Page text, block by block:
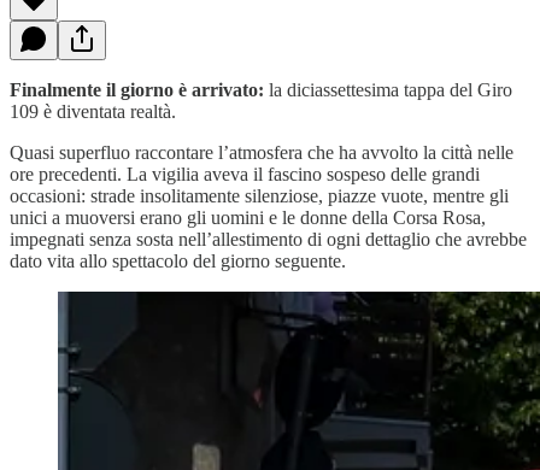
Finalmente il giorno è arrivato: la diciassettesima tappa del Giro
109 è diventata realtà.
Quasi superfluo raccontare l’atmosfera che ha avvolto la città nelle
ore precedenti. La vigilia aveva il fascino sospeso delle grandi
occasioni: strade insolitamente silenziose, piazze vuote, mentre gli
unici a muoversi erano gli uomini e le donne della Corsa Rosa,
impegnati senza sosta nell’allestimento di ogni dettaglio che avrebbe
dato vita allo spettacolo del giorno seguente.